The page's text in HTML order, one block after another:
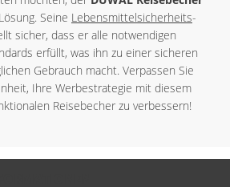
Seine Lebensmittelsicherheits-
sicher, dass er alle notwendigen
erfüllt, was ihn zu einer sicheren
Gebrauch macht. Verpassen Sie
Ihre Werbestrategie mit diesem
Reisebecher zu verbessern!